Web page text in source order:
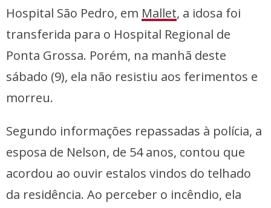
Hospital São Pedro, em Mallet, a idosa foi
transferida para o Hospital Regional de
Ponta Grossa. Porém, na manhã deste
sábado (9), ela não resistiu aos ferimentos e
morreu.
Segundo informações repassadas à polícia, a
esposa de Nelson, de 54 anos, contou que
acordou ao ouvir estalos vindos do telhado
da residência. Ao perceber o incêndio, ela